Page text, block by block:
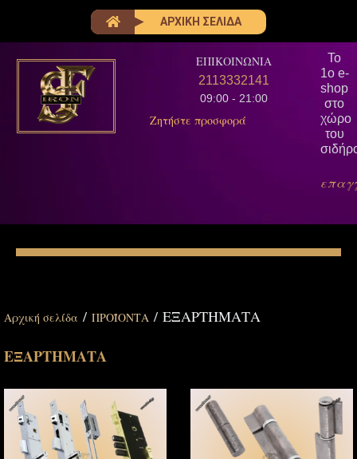
ΑΡΧΙΚΗ ΣΕΛΙΔΑ
ΕΠΙΚΟΙΝΩΝΙΑ
2113332141
09:00 - 21:00
Ζητήστε προσφορά
Το
1ο e-
shop
στο
χώρο
του
Αρχική σελίδα / ΠΡΟΪΟΝΤΑ / ΕΞΑΡΤΗΜΑΤΑ
ΕΞΑΡΤΗΜΑΤΑ